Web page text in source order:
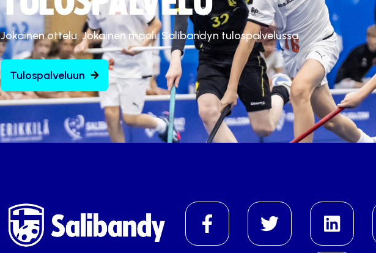
Jokainen ottelu. Jokainen maali. Salibandyn tulospalvelussa.
Tulospalveluun